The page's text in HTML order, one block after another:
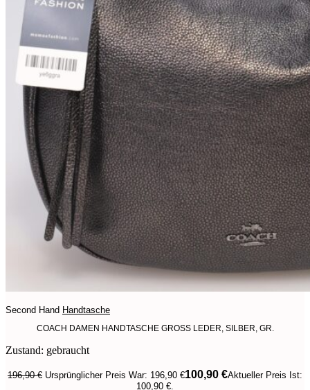
Second Hand Handtasche
COACH DAMEN HANDTASCHE GROSS LEDER, SILBER, GR.
Zustand: gebraucht
196,90€ Ursprünglicher Preis War: 196,90 €100,90 €Aktueller Preis Ist:
100,90 €.